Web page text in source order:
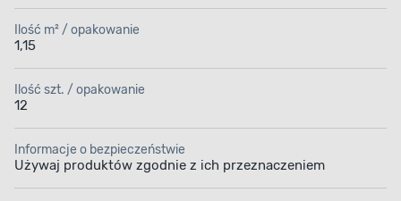
Ilość m² / opakowanie
1,15
Ilość szt. / opakowanie
12
Informacje o bezpieczeństwie
Używaj produktów zgodnie z ich przeznaczeniem